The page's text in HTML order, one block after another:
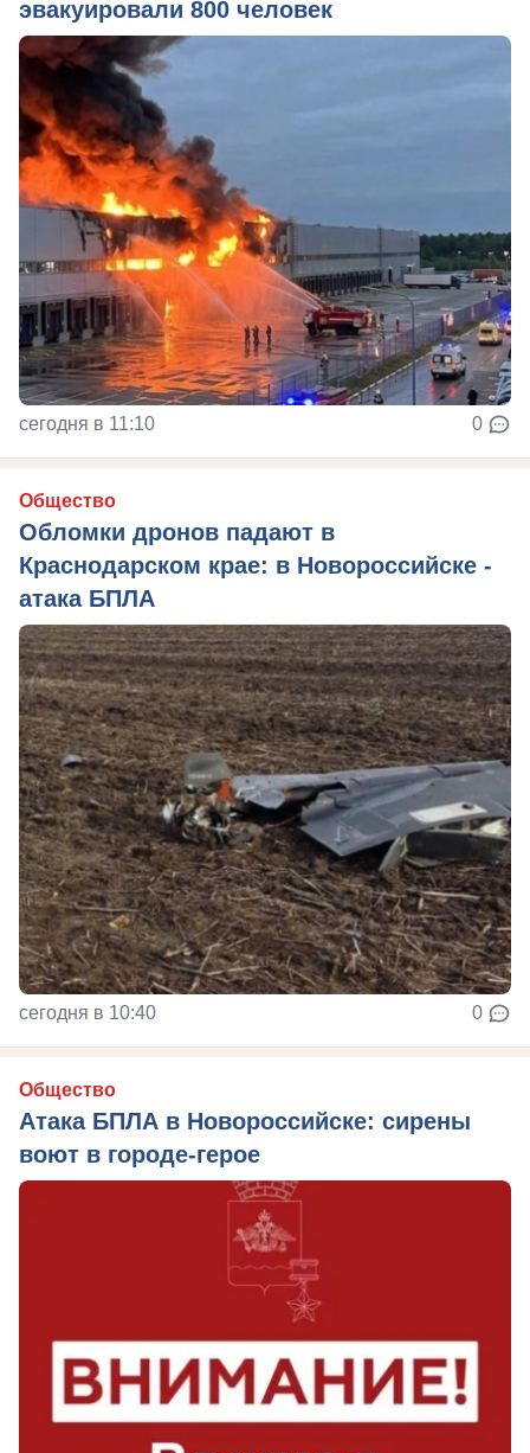
эвакуировали 800 человек
сегодня в 11:10 0
Общество
Обломки дронов падают в
Краснодарском крае: в Новороссийске -
атака БПЛА
сегодня в 10:40 0
Общество
Атака БПЛА в Новороссийске: сирены
воют в городе-герое